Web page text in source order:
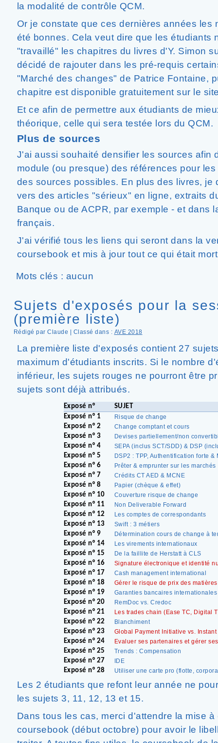
la modalité de contrôle QCM.
Or je constate que ces dernières années les
été bonnes. Cela veut dire que les étudiants
"travaillé" les chapitres du livres d'Y. Simon
décidé de rajouter dans les pré-requis
"Marché des changes" de Patrice Fontaine,
chapitre est disponible gratuitement sur le
Et ce afin de permettre aux étudiants de
théorique, celle qui sera testée lors du QCM.
Plus de sources
J'ai aussi souhaité densifier les sources afin
module (ou presque) des références pour
des sources possibles. En plus des livres, je
vers des articles "sérieux" en ligne, extraits
Banque ou de ACPR, par exemple - et dans
français.
J'ai vérifié tous les liens qui seront dans la
coursebook et mis à jour tout ce qui était
Mots clés : aucun
Sujets d'exposés pour la
(première liste)
Rédigé par Claude | Classé dans : AVE 2018
La première liste d'exposés contient 27
maximum d'étudiants inscrits. Si le nombre
inférieur, les sujets rouges ne pourront être
sujets sont déjà attribués.
Exposé n°
SUJET
Exposé n° 1
Risque de change
Exposé n° 2 Change comptant et cours
Exposé n° 3 Devises partiellement/non
Exposé n° 4 SEPA (inclus SCT/SDD) & DSP
Exposé n° 5 DSP2 : TPP, Authentification forte &
Exposé n° 6 Prêter & emprunter sur les marchés
Exposé n° 7 Crédits CT AED & MCNE
Exposé n° 8 Papier (chèque & effet)
Exposé n° 10 Couverture risque de change
Exposé n° 11 Non Deliverable Forward
Exposé n° 12 Les comptes de correspondants
Exposé n° 13 Swift : 3 métiers
Exposé n° 9 Détermination cours de change à
Exposé n° 14 Les virements internationaux
Exposé n° 15 De la faillite de Herstatt à CLS
Exposé n° 16 Signature électronique et identité
Exposé n° 17 Cash management international
Exposé n° 18 Gérer le risque de prix des
Exposé n° 19 Garanties bancaires
Exposé n° 20 RemDoc vs. Credoc
Exposé n° 21 Les trades chain (Ease TC, Digital
Exposé n° 22 Blanchiment
Exposé n° 23 Global Payment Initiative vs. Instant
Exposé n° 24 Evaluer ses partenaires et gérer
Exposé n° 25 Trends : Compensation
Exposé n° 27 IDE
Exposé n° 28 Utiliser une carte pro (flotte,
Les 2 étudiants que refont leur année ne
les sujets 3, 11, 12, 13 et 15.
Dans tous les cas, merci d'attendre la mise
coursebook (début octobre) pour avoir le